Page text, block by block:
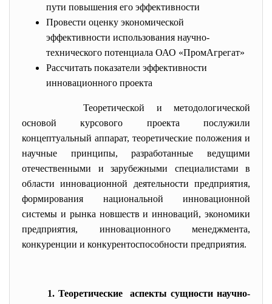
пути повышения его эффективности
Провести оценку экономической
эффективности использования научно-
технического потенциала ОАО «ПромАгрегат»
Рассчитать показатели эффективности
инновационного проекта
Теоретической и методологической
основой курсового проекта послужили
концептуальный аппарат, теоретические положения и
научные принципы, разработанные ведущими
отечественными и зарубежными специалистами в
области инновационной деятельности предприятия,
формирования национальной инновационной
системы и рынка новшеств и инноваций, экономики
предприятия, инновационного менеджмента,
конкуренции и конкурентоспособности предприятия.
1. Теоретические аспекты сущности научно-